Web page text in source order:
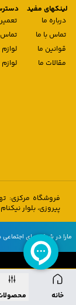
خانه
لینکهای مفید
درباره ما
تماس با ما
قوانین ما
مقالات ما
تماس
فروشگاه مرکزی:
پیروزی، بلوار نیکنام شرقی،
مارا در شبکه های اجتماعی